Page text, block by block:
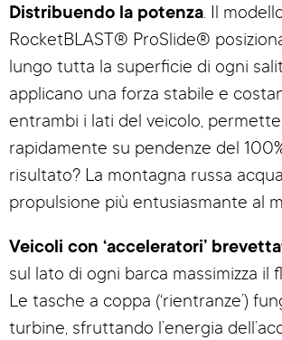
Distribuendo la potenza. Il
RocketBLAST® ProSlide®
lungo tutta la superficie di ogni
applicano una forza stabile e
entrambi i lati del veicolo,
rapidamente su pendenze del
risultato? La montagna russa
propulsione più entusiasmante al
Veicoli con ‘acceleratori’
sul lato di ogni barca massimizza il
Le tasche a coppa (‘rientranze’)
turbine, sfruttando l’energia